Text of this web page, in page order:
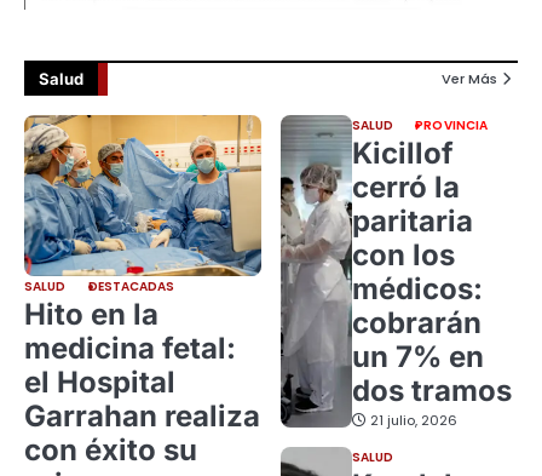
Salud Ver Más
SALUD DESTACADAS
Hito en la
medicina fetal:
el Hospital
Garrahan realiza
con éxito su
SALUD PROVINCIA
Kicillof
cerró la
paritaria
con los
médicos:
cobrarán
un 7% en
dos tramos
21 julio, 2026
SALUD